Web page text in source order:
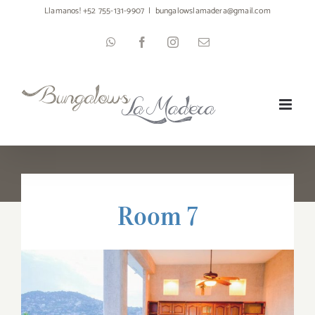
Llamanos! +52 755-131-9907 | bungalowslamadera@gmail.com
WhatsAppFacebookInstagramEmail
Room 7